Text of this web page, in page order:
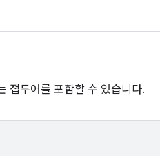
접두어를 포함할 수 있습니다.